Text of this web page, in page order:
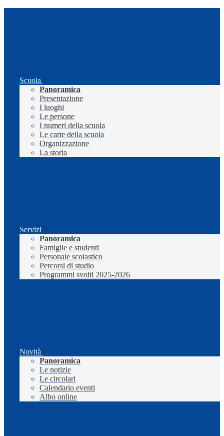
Scuola
Panoramica
Presentazione
I luoghi
Le persone
I numeri della scuola
Le carte della scuola
Organizzazione
La storia
Servizi
Panoramica
Famiglie e studenti
Personale scolastico
Percorsi di studio
Programmi svolti 2025-2026
Novità
Panoramica
Le notizie
Le circolari
Calendario eventi
Albo online